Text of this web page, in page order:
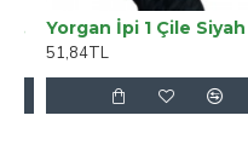
Yorgan İpi 1 Çile Siyah
51,84TL